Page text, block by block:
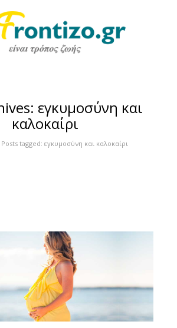
εγκυμοσύνη και
καλοκαίρι
Posts tagged: εγκυμοσύνη και καλοκαίρι